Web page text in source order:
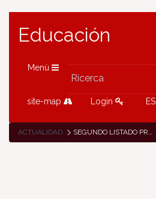
Educación
Menù
site-map Login ES
ACTUALIDAD SEGUNDO LISTADO PROVISIONAL DEL PROGRAMA ACADÉMICO DE CURSO COMPLETO EN FRANCIA (CON ADJUDICACIÓN DE PLAZAS)